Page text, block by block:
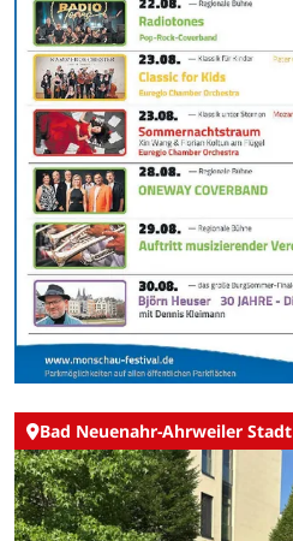
Bad Neuenahr-Ahrweiler Stadt